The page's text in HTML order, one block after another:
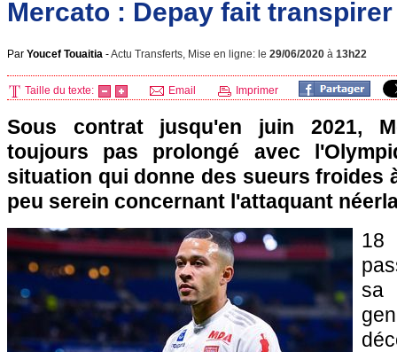
Mercato : Depay fait
Par Youcef Touaitia -Actu Transferts, Mise en ligne: le 29/06/2020 à 13h22
Taille du texte: Email Imprimer
Sous contrat jusqu'en juin 2021,
toujours pas prolongé avec
situation qui donne des sueurs froides
peu serein concernant l'attaquant
18
sa